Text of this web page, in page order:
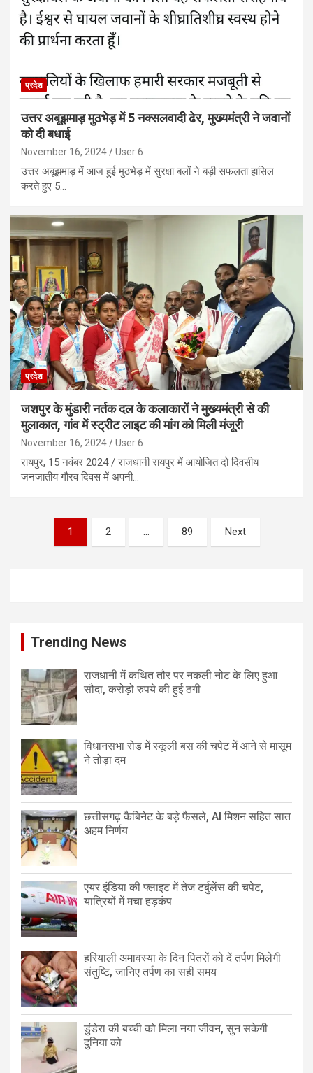
प्रदेश
उत्तर अबूझमाड़ मुठभेड़ में 5 नक्सलवादी ढेर, मुख्यमंत्री ने जवानों
को दी बधाई
November 16, 2024 User 6
उत्तर अबूझमाड़ में आज हुई मुठभेड़ में सुरक्षा बलों ने बड़ी सफलता हासिल
करते हुए 5…
प्रदेश
जशपुर के मुंडारी नर्तक दल के कलाकारों ने मुख्यमंत्री से की
मुलाकात, गांव में स्ट्रीट लाइट की मांग को मिली मंजूरी
November 16, 2024 User 6
रायपुर, 15 नवंबर 2024 / राजधानी रायपुर में आयोजित दो दिवसीय
जनजातीय गौरव दिवस में अपनी…
pagination
1 2 … 89 Next
Trending News
राजधानी में कथित तौर पर नकली नोट के लिए हुआ
सौदा, करोड़ो रुपये की हुई ठगी
विधानसभा रोड में स्कूली बस की चपेट में आने से मासूम
ने तोड़ा दम
छत्तीसगढ़ कैबिनेट के बड़े फैसले, AI मिशन सहित सात
अहम निर्णय
एयर इंडिया की फ्लाइट में तेज टर्बुलेंस की चपेट,
यात्रियों में मचा हड़कंप
हरियाली अमावस्या के दिन पितरों को दें तर्पण मिलेगी
संतुष्टि, जानिए तर्पण का सही समय
डुंडेरा की बच्ची को मिला नया जीवन, सुन सकेगी
दुनिया को